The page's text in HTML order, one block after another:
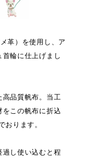
革）を使用し、ア
輪に仕上げまし
品質帆布。当工
この帆布に折込
おります。
し使い込むと程